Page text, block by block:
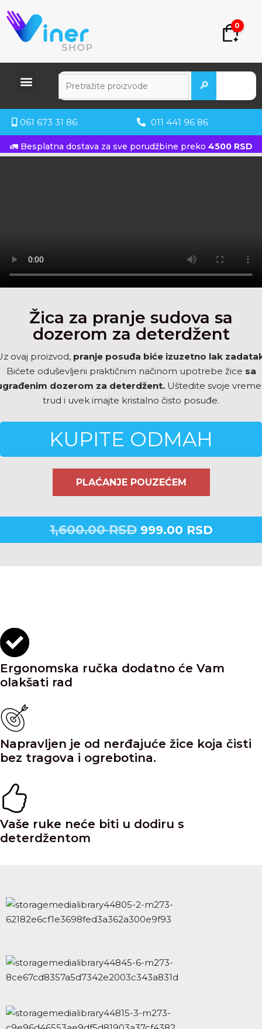
0
🔎
061 673 31 86 011 441 96 86
🚛 Besplatna dostava za sve porudžbine preko 4500 RSD
Žica za pranje sudova sa
dozerom za deterdžent
ovaj proizvod, pranje posuđa biće izuzetno lak
Bićete oduševljeni praktičnim načinom upotrebe žice sa
dozerom za deterdžent. Uštedite svoje
trud i uvek imajte kristalno čisto posuđe.
KUPITE ODMAH
PLAĆANJE POUZEĆEM
1,600.00RSD 999.00 RSD
Ergonomska ručka dodatno će Vam
olakšati rad
Napravljen je od nerđajuće žice koja čisti
bez tragova i ogrebotina.
Vaše ruke neće biti u dodiru s
deterdžentom